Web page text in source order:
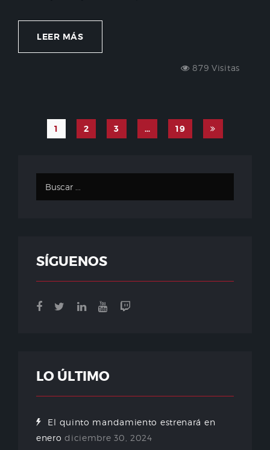
LEER MÁS
879 Visitas
1 2 3 … 19
SÍGUENOS
LO ÚLTIMO
El quinto mandamiento estrenará en
enero diciembre 30, 2024